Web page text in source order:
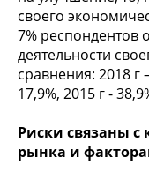
своего
7% респондентов
деятельности
сравнения: 2018 г
17,9%, 2015 г -
Риски связаны с
рынка и